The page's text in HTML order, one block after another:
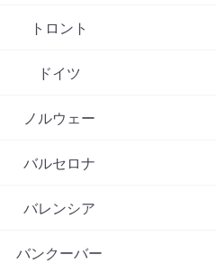
トロント
ドイツ
ノルウェー
バルセロナ
バレンシア
バンクーバー